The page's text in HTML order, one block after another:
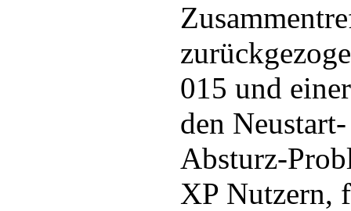
015 und
den
Absturz-
XP Nutzern,